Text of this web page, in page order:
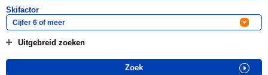
Skifactor
Uitgebreid zoeken